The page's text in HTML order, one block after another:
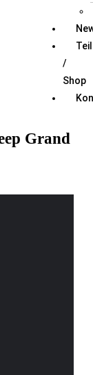
/
Shop
Grand